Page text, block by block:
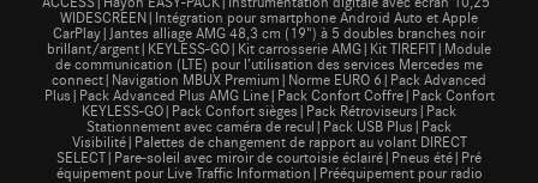
WIDESCREEN|Intégration pour smartphone Android Auto et Apple
CarPlay|Jantes alliage AMG 48,3 cm (19") à 5 doubles branches noir
brillant/argent|KEYLESS-GO|Kit carrosserie AMG|Kit TIREFIT|Module
de communication (LTE) pour l’utilisation des services Mercedes me
connect|Navigation MBUX Premium|Norme EURO 6|Pack Advanced
Plus|Pack Advanced Plus AMG Line|Pack Confort Coffre|Pack Confort
KEYLESS-GO|Pack Confort sièges|Pack Rétroviseurs|Pack
Stationnement avec caméra de recul|Pack USB Plus|Pack
Visibilité|Palettes de changement de rapport au volant DIRECT
SELECT|Pare-soleil avec miroir de courtoisie éclairé|Pneus été|Pré
équipement pour Live Traffic Information|Prééquipement pour radio